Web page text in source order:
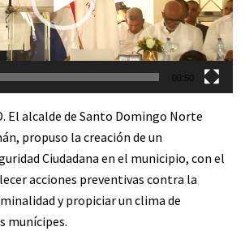
00:50
El alcalde de Santo Domingo Norte
propuso la creación de un
Ciudadana en el municipio, con el
acciones preventivas contra la
y propiciar un clima de
munícipes.